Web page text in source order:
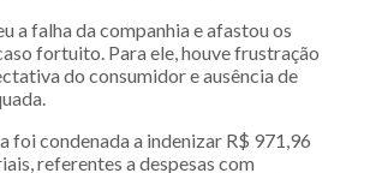
a falha da companhia e afastou os
fortuito. Para ele, houve frustração
do consumidor e ausência de
foi condenada a indenizar R$ 971,96
referentes a despesas com